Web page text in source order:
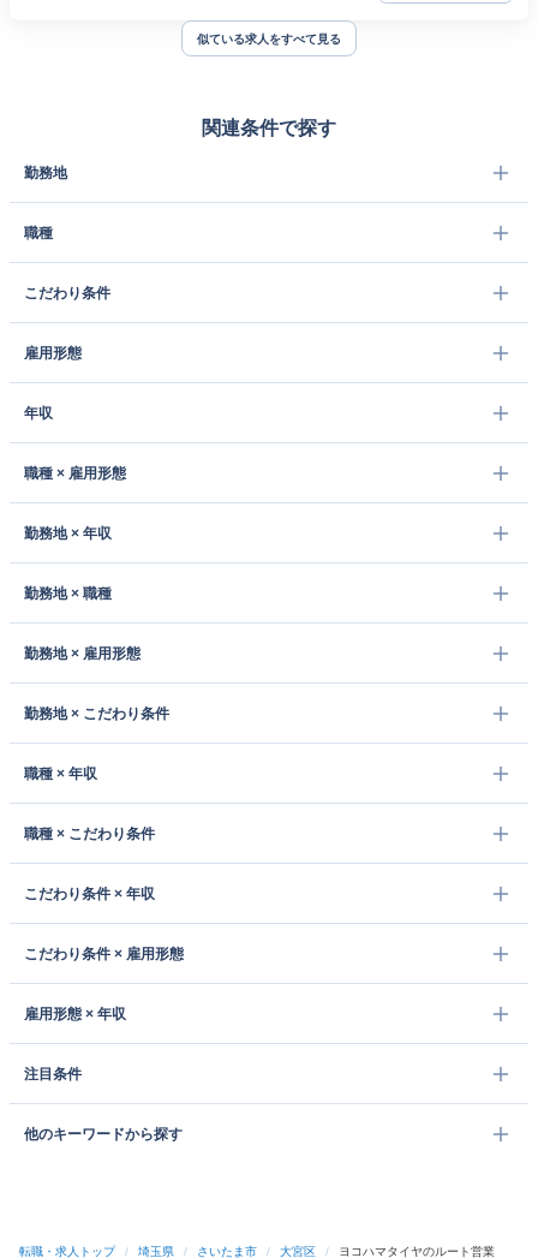
似ている求人をすべて見る
関連条件で探す
勤務地
職種
こだわり条件
雇用形態
年収
職種 × 雇用形態
勤務地 × 年収
勤務地 × 職種
勤務地 × 雇用形態
勤務地 × こだわり条件
職種 × 年収
職種 × こだわり条件
こだわり条件 × 年収
こだわり条件 × 雇用形態
雇用形態 × 年収
注目条件
他のキーワードから探す
転職・求人トップ / 埼玉県 / さいたま市 / 大宮区 / ヨコハマタイヤのルート営業